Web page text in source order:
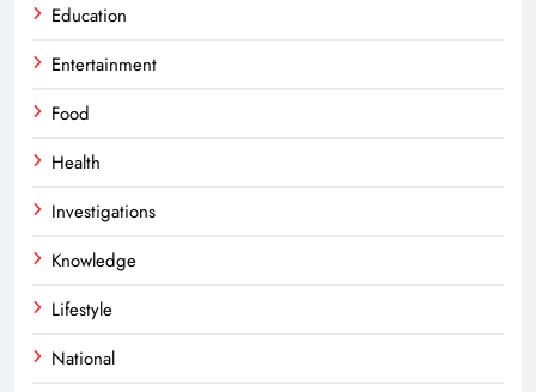
Education
Entertainment
Food
Health
Investigations
Knowledge
Lifestyle
National